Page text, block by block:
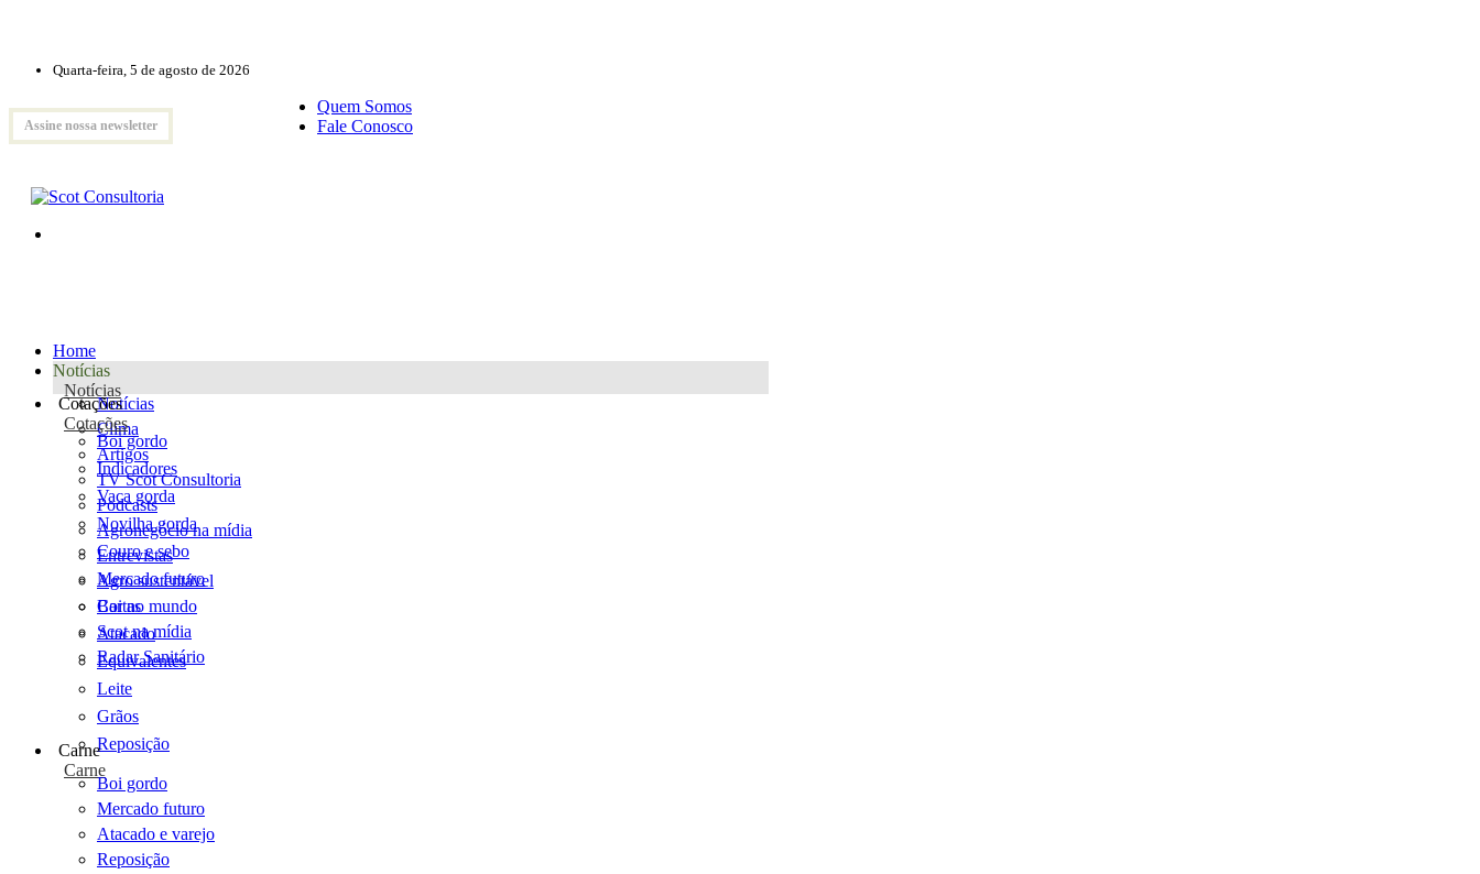
Quarta-feira, 5 de agosto de 2026
Assine nossa newsletter
Quem Somos
Fale Conosco
Home
Notícias
Notícias
Notícias
Clima
Artigos
TV Scot Consultoria
Podcasts
Agronegócio na mídia
Entrevistas
Agro sustentável
Cartas
Scot na mídia
Radar Sanitário
Cotações
Cotações
Boi gordo
Indicadores
Vaca gorda
Novilha gorda
Couro e sebo
Mercado futuro
Boi no mundo
Atacado
Equivalentes
Leite
Grãos
Reposição
Carne
Carne
Boi gordo
Mercado futuro
Atacado e varejo
Reposição